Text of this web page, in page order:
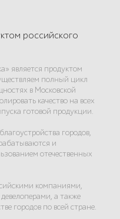
российского
является продуктом
полный цикл
в Московской
качество на всех
готовой продукции.
городов,
и
отечественных
компаниями,
а также
городов по всей стране.